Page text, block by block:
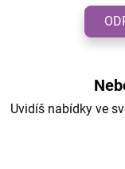
Uvidíš nabídky ve